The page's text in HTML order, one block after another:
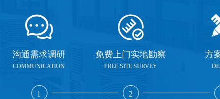
沟通需求调研
COMMUNICATION
1
免费上门实地勘察
FREE SITE SURVEY
2
方